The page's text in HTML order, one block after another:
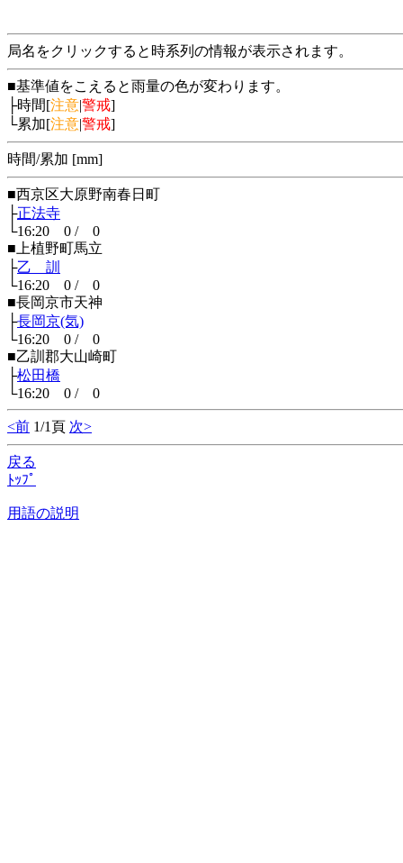
局名をクリックすると時系列の情報が表示されます。
■基準値をこえると雨量の色が変わります。
├時間[注意|警戒]
└累加[注意|警戒]
時間/累加 [mm]
■西京区大原野南春日町
├正法寺
└16:20 0 / 0
■上植野町馬立
├乙 訓
└16:20 0 / 0
■長岡京市天神
├長岡京(気)
└16:20 0 / 0
■乙訓郡大山崎町
├松田橋
└16:20 0 / 0
<前 1/1頁 次>
戻る
ﾄｯﾌﾟ
用語の説明